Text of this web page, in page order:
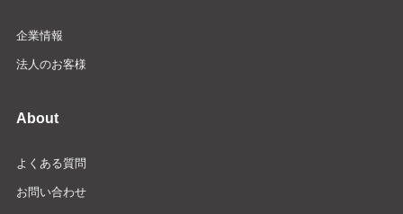
企業情報
法人のお客様
About
よくある質問
お問い合わせ